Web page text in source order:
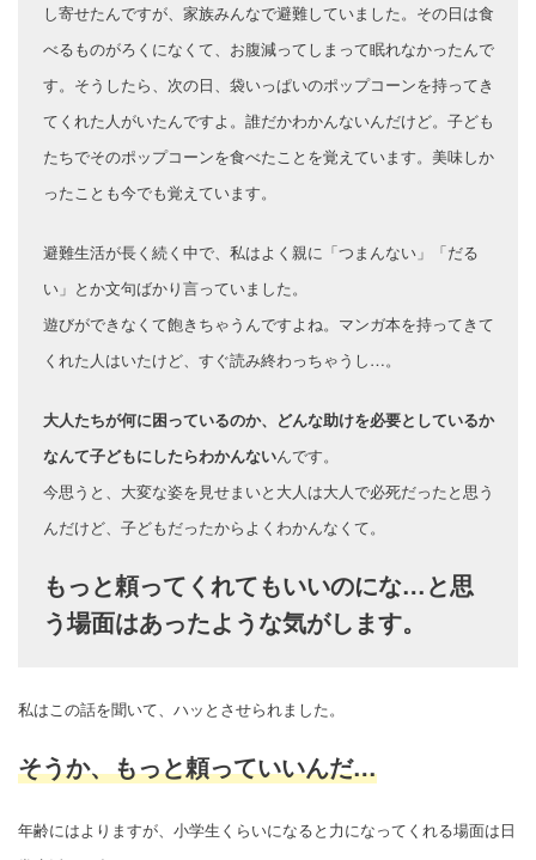
し寄せたんですが、家族みんなで避難していました。その日は食
べるものがろくになくて、お腹減ってしまって眠れなかったんで
す。そうしたら、次の日、袋いっぱいのポップコーンを持ってき
てくれた人がいたんですよ。誰だかわかんないんだけど。子ども
たちでそのポップコーンを食べたことを覚えています。美味しか
ったことも今でも覚えています。
避難生活が長く続く中で、私はよく親に「つまんない」「だる
い」とか文句ばかり言っていました。
遊びができなくて飽きちゃうんですよね。マンガ本を持ってきて
くれた人はいたけど、すぐ読み終わっちゃうし…。
大人たちが何に困っているのか、どんな助けを必要としているか
なんて子どもにしたらわかんないんです。
今思うと、大変な姿を見せまいと大人は大人で必死だったと思う
んだけど、子どもだったからよくわかんなくて。
もっと頼ってくれてもいいのにな…と思
う場面はあったような気がします。
私はこの話を聞いて、ハッとさせられました。
そうか、もっと頼っていいんだ…
年齢にはよりますが、小学生くらいになると力になってくれる場面は日